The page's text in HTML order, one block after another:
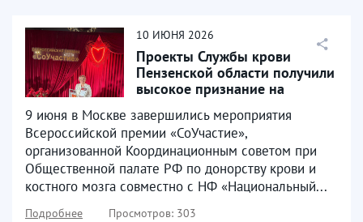
10 ИЮНЯ 2026
Проекты Службы крови
Пензенской области получили
высокое признание на
9 июня в Москве завершились мероприятия
Всероссийской премии «СоУчастие»,
организованной Координационным советом при
Общественной палате РФ по донорству крови и
костного мозга совместно с НФ «Национальный...
Подробнее Просмотров: 303